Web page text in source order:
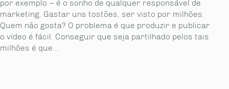
por exemplo – é o sonho de qualquer responsável de
marketing. Gastar uns tostões, ser visto por milhões.
Quem não gosta? O problema é que produzir e publicar
o vídeo é fácil. Conseguir que seja partilhado pelos tais
milhões é que...